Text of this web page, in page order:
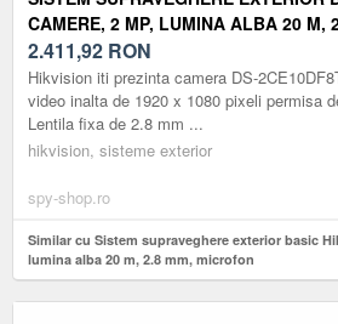
CAMERE, 2 MP, LUMINA ALBA 20 M,
2.411,92 RON
Hikvision iti prezinta camera DS-
video inalta de 1920 x 1080 pixeli permisa
Lentila fixa de 2.8 mm ...
hikvision, sisteme exterior
spy-shop.ro
Similar cu Sistem supraveghere exterior basic
lumina alba 20 m, 2.8 mm, microfon